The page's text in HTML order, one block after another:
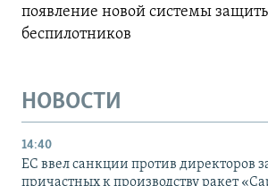
появление новой системы
беспилотников
НОВОСТИ
14:40
ЕС ввел санкции против директоров
причастных к производству ракет